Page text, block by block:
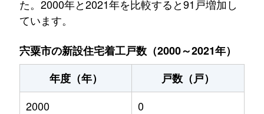
た。2000年と2021年を比較すると91戸増加し
ています。
宍粟市の新設住宅着工戸数（2000～2021年）
年度（年）
戸数（戸）
2000
0